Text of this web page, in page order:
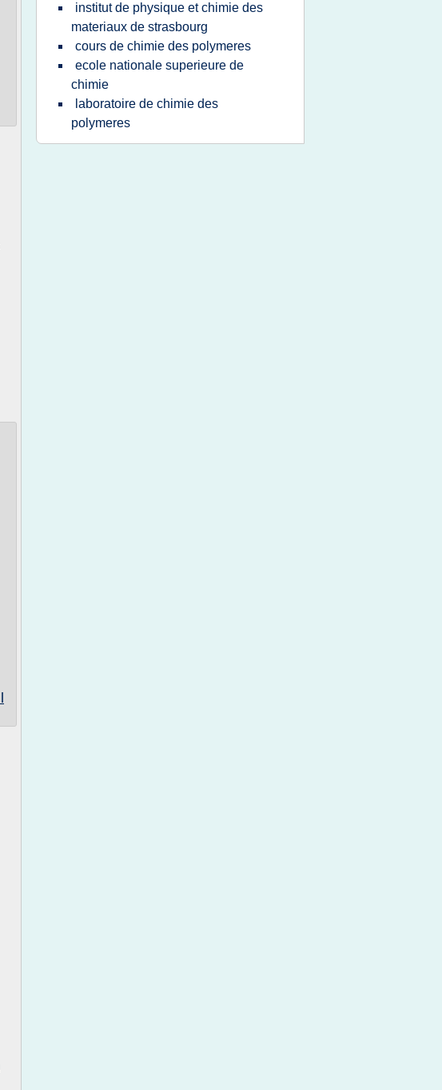
institut de physique et chimie des
materiaux de strasbourg
cours de chimie des polymeres
ecole nationale superieure de
chimie
laboratoire de chimie des
polymeres